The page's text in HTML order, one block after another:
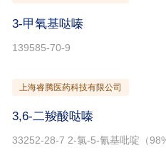
3-甲氧基哒嗪
139585-70-9
上海睿腾医药科技有限公司
3,6-二羧酸哒嗪
33252-28-7 2-氯-5-氰基吡啶（